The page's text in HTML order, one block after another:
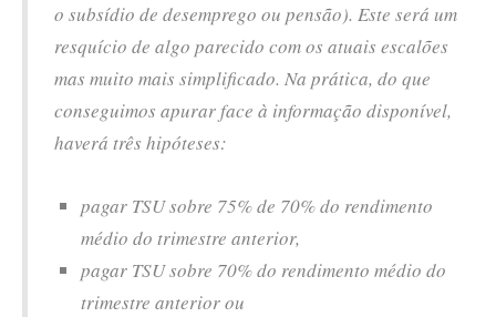
o subsídio de desemprego ou pensão). Este será um
resquício de algo parecido com os atuais escalões
mas muito mais simplificado. Na prática, do que
conseguimos apurar face à informação disponível,
haverá três hipóteses:
pagar TSU sobre 75% de 70% do rendimento
médio do trimestre anterior,
pagar TSU sobre 70% do rendimento médio do
trimestre anterior ou